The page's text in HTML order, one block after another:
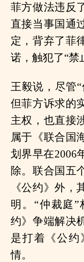
菲方做法违反
直接当事国通
定，背弃了菲
诺，触犯了“禁
王毅说，尽管
但菲方诉求的
主权，也直接
属于《联合国
划界早在2006
除。联合国五
《公约》外
明。“仲裁庭
约》争端解决
是打着《公约
情。